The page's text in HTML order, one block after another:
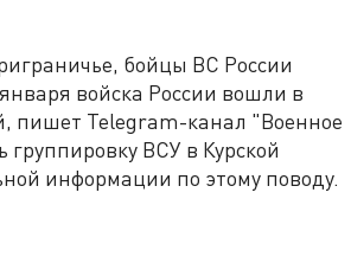
бойцы ВС России
войска России вошли в
пишет Telegram-канал "Военное
ВСУ в Курской
информации по этому поводу.